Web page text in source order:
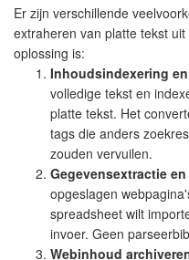
Er zijn verschillende
extraheren van platte tekst
oplossing is:
Inhoudsindexering
volledige tekst en
platte tekst. Het
tags die anders
zouden vervuilen.
Gegevensextractie
opgeslagen
spreadsheet wilt
invoer. Geen
Webinhoud